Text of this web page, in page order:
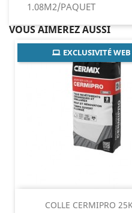
1.08M2/PAQUET
VOUS AIMEREZ AUSSI
COLLE CERMIPRO
EXCLUSIVITÉ